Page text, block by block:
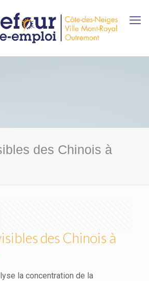
des Chinois à
des Chinois à
la concentration de la